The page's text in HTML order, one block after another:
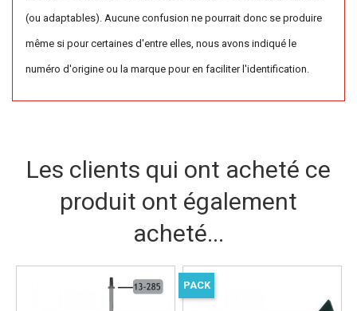
(ou adaptables). Aucune confusion ne pourrait donc se produire
même si pour certaines d'entre elles, nous avons indiqué le
numéro d'origine ou la marque pour en faciliter l'identification.
Les clients qui ont acheté ce
produit ont également
acheté...
PACK